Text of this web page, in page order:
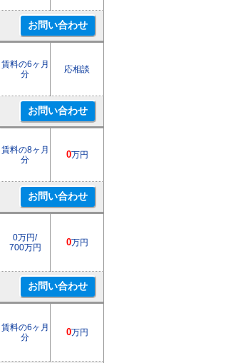
賃料の6ヶ月
分
応相談
賃料の8ヶ月
分
0万円
0万円/
700万円
0万円
賃料の6ヶ月
分
0万円